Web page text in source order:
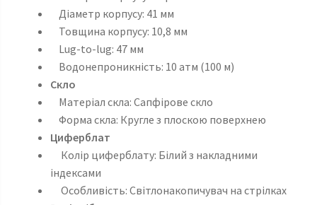
Діаметр корпусу: 41 мм
Товщина корпусу: 10,8 мм
Lug-to-lug: 47 мм
Водонепроникність: 10 атм (100 м)
Скло
Матеріал скла: Сапфірове скло
Форма скла: Кругле з плоскою поверхнею
Циферблат
Колір циферблату: Білий з накладними
індексами
Особливість: Світлонакопичувач на стрілках